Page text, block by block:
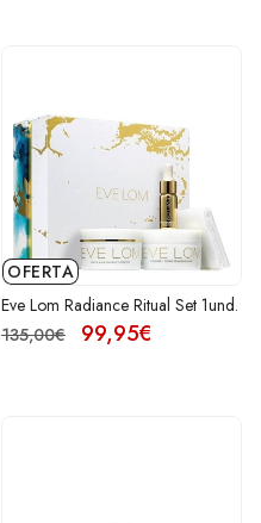
OFERTA
Eve Lom Radiance Ritual Set 1und.
135,00€
99,95€